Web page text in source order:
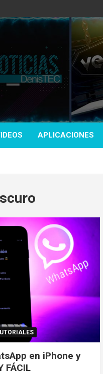
APLICACIONES
en iPhone y
FÁCIL